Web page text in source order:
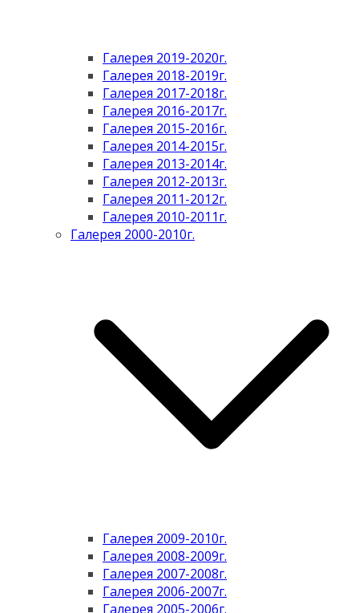
Галерея 2019-2020г.
Галерея 2018-2019г.
Галерея 2017-2018г.
Галерея 2016-2017г.
Галерея 2015-2016г.
Галерея 2014-2015г.
Галерея 2013-2014г.
Галерея 2012-2013г.
Галерея 2011-2012г.
Галерея 2010-2011г.
Галерея 2000-2010г.
Галерея 2009-2010г.
Галерея 2008-2009г.
Галерея 2007-2008г.
Галерея 2006-2007г.
Галерея 2005-2006г.